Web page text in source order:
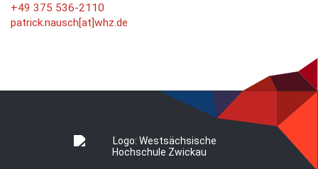
+49 375 536-2110
patrick.nausch[at]whz.de